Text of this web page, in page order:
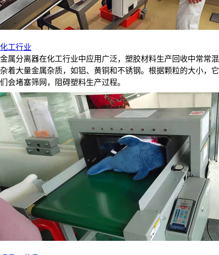
化工行业
金属分离器在化工行业中应用广泛，塑胶材料生产回收中常常混
杂着大量金属杂质，如铝、黄铜和不锈钢。根据颗粒的大小，它
们会堵塞筛网，阻碍塑料生产过程。